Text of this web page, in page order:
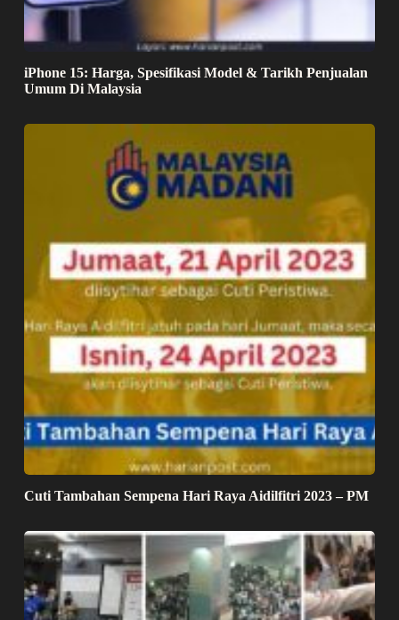
iPhone 15: Harga, Spesifikasi Model & Tarikh Penjualan
Umum Di Malaysia
Cuti Tambahan Sempena Hari Raya Aidilfitri 2023 – PM